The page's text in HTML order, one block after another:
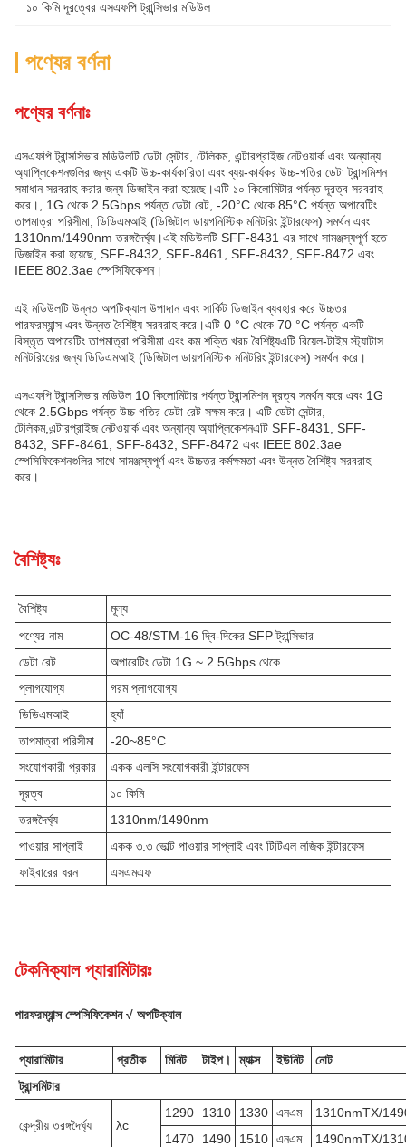
১০ কিমি দূরত্বের এসএফপি ট্রান্সিভার মডিউল
পণ্যের বর্ণনা
পণ্যের বর্ণনাঃ
এসএফপি ট্রান্সসিভার মডিউলটি ডেটা সেন্টার, টেলিকম, এন্টারপ্রাইজ নেটওয়ার্ক এবং অন্যান্য
অ্যাপ্লিকেশনগুলির জন্য একটি উচ্চ-কার্যকারিতা এবং ব্যয়-কার্যকর উচ্চ-গতির ডেটা ট্রান্সমিশন
সমাধান সরবরাহ করার জন্য ডিজাইন করা হয়েছে।এটি ১০ কিলোমিটার পর্যন্ত দূরত্ব সরবরাহ
করে।, 1G থেকে 2.5Gbps পর্যন্ত ডেটা রেট, -20°C থেকে 85°C পর্যন্ত অপারেটিং
তাপমাত্রা পরিসীমা, ডিডিএমআই (ডিজিটাল ডায়গনিস্টিক মনিটরিং ইন্টারফেস) সমর্থন এবং
1310nm/1490nm তরঙ্গদৈর্ঘ্য।এই মডিউলটি SFF-8431 এর সাথে সামঞ্জস্যপূর্ণ হতে
ডিজাইন করা হয়েছে, SFF-8432, SFF-8461, SFF-8432, SFF-8472 এবং
IEEE 802.3ae স্পেসিফিকেশন।
এই মডিউলটি উন্নত অপটিক্যাল উপাদান এবং সার্কিট ডিজাইন ব্যবহার করে উচ্চতর
পারফরম্যান্স এবং উন্নত বৈশিষ্ট্য সরবরাহ করে।এটি 0 °C থেকে 70 °C পর্যন্ত একটি
বিস্তৃত অপারেটিং তাপমাত্রা পরিসীমা এবং কম শক্তি খরচ বৈশিষ্ট্যএটি রিয়েল-টাইম স্ট্যাটাস
মনিটরিংয়ের জন্য ডিডিএমআই (ডিজিটাল ডায়গনিস্টিক মনিটরিং ইন্টারফেস) সমর্থন করে।
এসএফপি ট্রান্সসিভার মডিউল 10 কিলোমিটার পর্যন্ত ট্রান্সমিশন দূরত্ব সমর্থন করে এবং 1G
থেকে 2.5Gbps পর্যন্ত উচ্চ গতির ডেটা রেট সক্ষম করে। এটি ডেটা সেন্টার,
টেলিকম,এন্টারপ্রাইজ নেটওয়ার্ক এবং অন্যান্য অ্যাপ্লিকেশনএটি SFF-8431, SFF-
8432, SFF-8461, SFF-8432, SFF-8472 এবং IEEE 802.3ae
স্পেসিফিকেশনগুলির সাথে সামঞ্জস্যপূর্ণ এবং উচ্চতর কর্মক্ষমতা এবং উন্নত বৈশিষ্ট্য সরবরাহ
করে।
বৈশিষ্ট্যঃ
বৈশিষ্ট্য
মূল্য
পণ্যের নাম
OC-48/STM-16 দ্বি-দিকের SFP ট্রান্সিভার
ডেটা রেট
অপারেটিং ডেটা 1G ~ 2.5Gbps থেকে
প্লাগযোগ্য
গরম প্লাগযোগ্য
ডিডিএমআই
হ্যাঁ
তাপমাত্রা পরিসীমা
-20~85°C
সংযোগকারী প্রকার
একক এলসি সংযোগকারী ইন্টারফেস
দূরত্ব
১০ কিমি
তরঙ্গদৈর্ঘ্য
1310nm/1490nm
পাওয়ার সাপ্লাই
একক ৩.৩ ভোল্ট পাওয়ার সাপ্লাই এবং টিটিএল লজিক ইন্টারফেস
ফাইবারের ধরন
এসএমএফ
টেকনিক্যাল প্যারামিটারঃ
পারফরম্যান্স স্পেসিফিকেশন √ অপটিক্যাল
প্যারামিটার প্রতীক মিনিট টাইপ। ম্যাক্স ইউনিট
নোট
ট্রান্সমিটার
কেন্দ্রীয় তরঙ্গদৈর্ঘ্য λc
1290 1310 1330 এনএম
1310nmTX/
1470
1490 1510 এনএম 1490nmTX/